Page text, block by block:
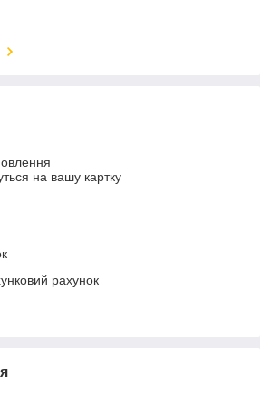
на вашу картку
рахунок